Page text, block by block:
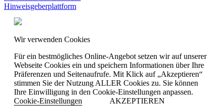
Hinweisgeberplattform
Wir verwenden Cookies
Für ein bestmögliches Online-Angebot setzen wir auf unserer
Webseite Cookies ein und speichern Informationen über Ihre
Präferenzen und Seitenaufrufe. Mit Klick auf „Akzeptieren“
stimmen Sie der Nutzung ALLER Cookies zu. Sie können
Ihre Einwilligung in den Cookie-Einstellungen anpassen.
Cookie-Einstellungen
AKZEPTIEREN